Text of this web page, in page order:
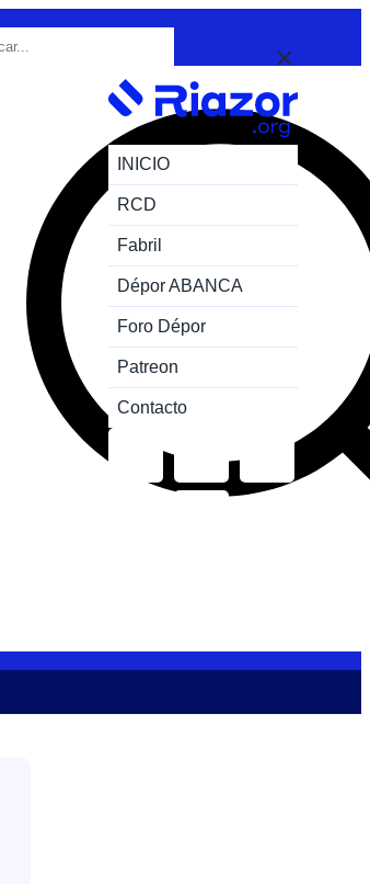
INICIO
RCD
Fabril
Dépor ABANCA
Foro Dépor
Patreon
Contacto